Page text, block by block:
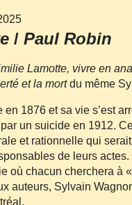
/ Paul Robin
Lamotte, vivre en
et la mortdu même
en 1876 et sa vie s’est
un suicide en 1912.
et rationnelle qui
de leurs actes.
où chacun cherchera à
auteurs, Sylvain